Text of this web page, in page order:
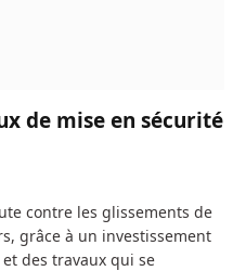
de mise en sécurité
contre les glissements de
grâce à un investissement
des travaux qui se